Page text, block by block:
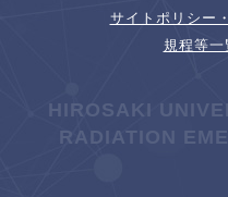
サイトポリシー
規程等一
HIROSAKI
RADIATION